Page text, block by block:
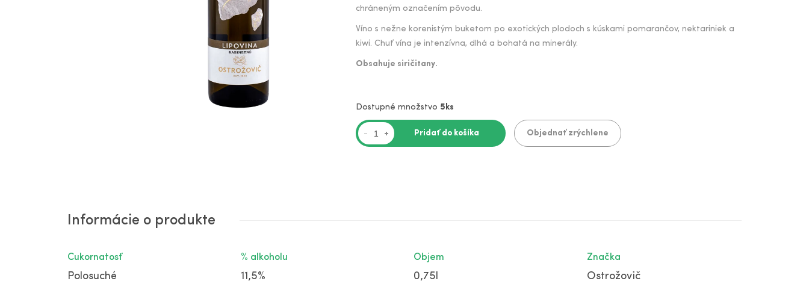
chráneným označením pôvodu.
Víno s nežne korenistým buketom po exotických plodoch s kúskami pomarančov, nektariniek a
kiwi. Chuť vína je intenzívna, dlhá a bohatá na minerály.
Obsahuje siričitany.
Dostupné množstvo 5ks
- + Pridať do košíka Objednať zrýchlene
Informácie o produkte
Cukornatosť
Polosuché
% alkoholu
11,5%
Objem
0,75l
Značka
Ostrožovič